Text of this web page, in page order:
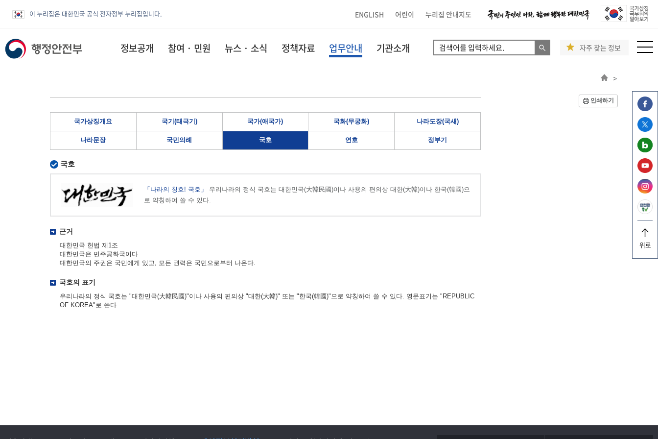
이 누리집은 대한민국 공식 전자정부 누리집입니다. ENGLISH 어린이 누리집 안내지도
위로
정보공개 참여 · 민원 뉴스 · 소식 정책자료 업무안내 기관소개 자주 찾는 정보
>
인쇄하기
국가상징개요 국기(태극기) 국가(애국가) 국화(무궁화) 나라도장(국새)
나라문장 국민의례 국호 연호 정부기
국호
「나라의 칭호! 국호」
우리나라의 정식 국호는 대한민국(大韓民國)이나 사용의 편의상 대한(大韓)이나 한국(韓國)으
로 약칭하여 쓸 수 있다.
근거
대한민국 헌법 제1조
대한민국은 민주공화국이다.
대한민국의 주권은 국민에게 있고, 모든 권력은 국민으로부터 나온다.
국호의 표기
우리나라의 정식 국호는 "대한민국(大韓民國)"이나 사용의 편의상 "대한(大韓)" 또는 "한국(韓國)"으로 약칭하여 쓸 수 있다. 영문표기는 "REPUBLIC
OF KOREA"로 쓴다